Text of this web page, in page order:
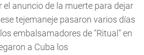
el anuncio de la muerte para dejar
tejemaneje pasaron varios días
embalsamadores de "Ritual" en
a Cuba los